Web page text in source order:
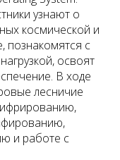
узнают о
космической и
познакомятся с
освоят
В ходе
лесничие
и работе с